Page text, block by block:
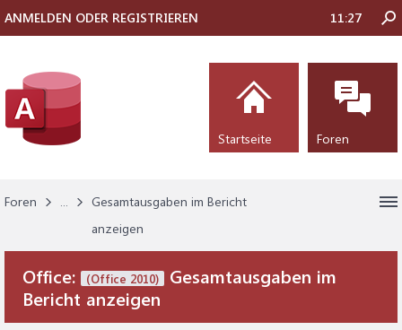
Foren ...
Gesamtausgaben im Bericht
anzeigen
Office: (Office 2010)
Gesamtausgaben im
Bericht anzeigen
ANMELDEN ODER REGISTRIEREN 11:27
Startseite Foren